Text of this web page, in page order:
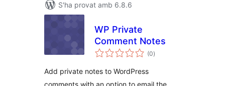
S'ha provat amb 6.8.6
WP Private
Comment Notes
(0puntuacions
totals
)
Add private notes to WordPress
comments with an option to email the